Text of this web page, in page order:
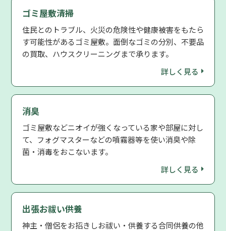
ゴミ屋敷清掃
住民とのトラブル、火災の危険性や健康被害をもたら
す可能性があるゴミ屋敷。面倒なゴミの分別、不要品
の買取、ハウスクリーニングまで承ります。
詳しく見る
消臭
ゴミ屋敷などニオイが強くなっている家や部屋に対し
て、フォグマスターなどの噴霧器等を使い消臭や除
菌・消毒をおこないます。
詳しく見る
出張お祓い供養
神主・僧侶をお招きしお祓い・供養する合同供養の他